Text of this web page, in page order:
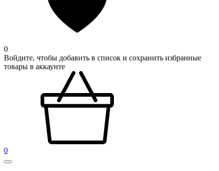
0
Войдите, чтобы добавить в список и сохранить избранные
товары в аккаунте
0